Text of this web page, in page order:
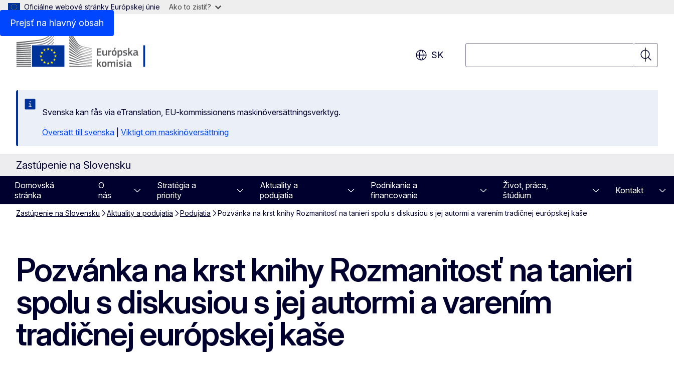
Prejsť na hlavný obsah
Oficiálne webové stránky Európskej únie Ako to zistiť?
SK
Svenska kan fås via eTranslation, EU-kommissionens maskinöversättningsverktyg.
Översätt till svenska
Viktigt om maskinöversättning
Zastúpenie na Slovensku
Domovská
stránka
O
nás
Stratégia a
priority
Aktuality a
podujatia
Podnikanie a
financovanie
Život, práca,
štúdium
Kontakt
Zastúpenie na Slovensku Aktuality a podujatia Podujatia Pozvánka na krst knihy Rozmanitosť na tanieri spolu s diskusiou s jej autormi a varením tradičnej európskej kaše
Pozvánka na krst knihy Rozmanitosť na tanieri
spolu s diskusiou s jej autormi a varením
tradičnej európskej kaše